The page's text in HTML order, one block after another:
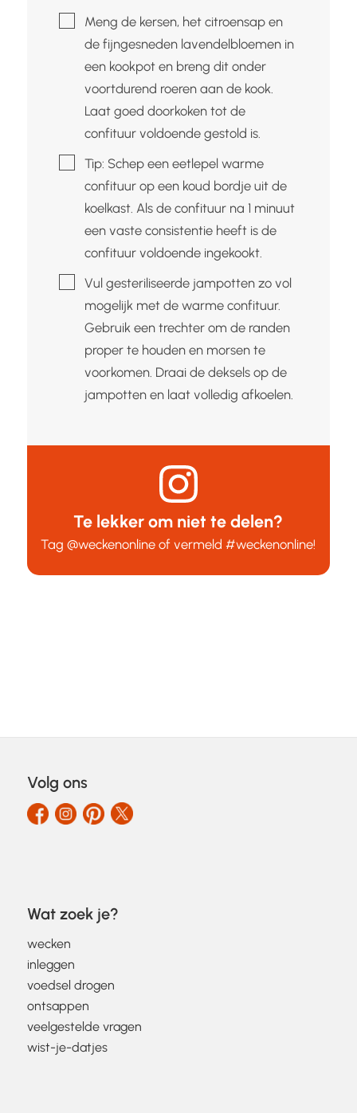
▢Meng de kersen, het citroensap en
de fijngesneden lavendelbloemen in
een kookpot en breng dit onder
voortdurend roeren aan de kook.
Laat goed doorkoken tot de
confituur voldoende gestold is.
▢
Tip: Schep een eetlepel warme
confituur op een koud bordje uit de
koelkast. Als de confituur na 1 minuut
een vaste consistentie heeft is de
confituur voldoende ingekookt.
▢Vul gesteriliseerde jampotten zo vol
mogelijk met de warme confituur.
Gebruik een trechter om de randen
proper te houden en morsen te
voorkomen. Draai de deksels op de
jampotten en laat volledig afkoelen.
Te lekker om niet te delen?
Tag@weckenonline of vermeld#weckenonline!
Volg ons
Wat zoek je?
wecken
inleggen
voedsel drogen
ontsappen
veelgestelde vragen
wist-je-datjes